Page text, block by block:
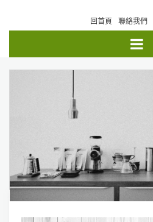
回首頁 聯絡我們